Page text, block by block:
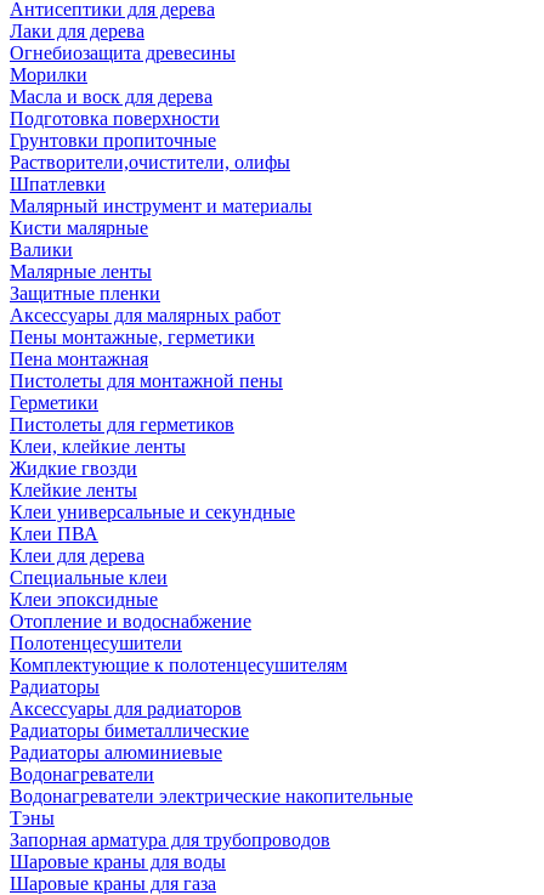
Антисептики для дерева
Лаки для дерева
Огнебиозащита древесины
Морилки
Масла и воск для дерева
Подготовка поверхности
Грунтовки пропиточные
Растворители,очистители, олифы
Шпатлевки
Малярный инструмент и материалы
Кисти малярные
Валики
Малярные ленты
Защитные пленки
Аксессуары для малярных работ
Пены монтажные, герметики
Пена монтажная
Пистолеты для монтажной пены
Герметики
Пистолеты для герметиков
Клеи, клейкие ленты
Жидкие гвозди
Клейкие ленты
Клеи универсальные и секундные
Клеи ПВА
Клеи для дерева
Специальные клеи
Клеи эпоксидные
Отопление и водоснабжение
Полотенцесушители
Комплектующие к полотенцесушителям
Радиаторы
Аксессуары для радиаторов
Радиаторы биметаллические
Радиаторы алюминиевые
Водонагреватели
Водонагреватели электрические накопительные
Тэны
Запорная арматура для трубопроводов
Шаровые краны для воды
Шаровые краны для газа